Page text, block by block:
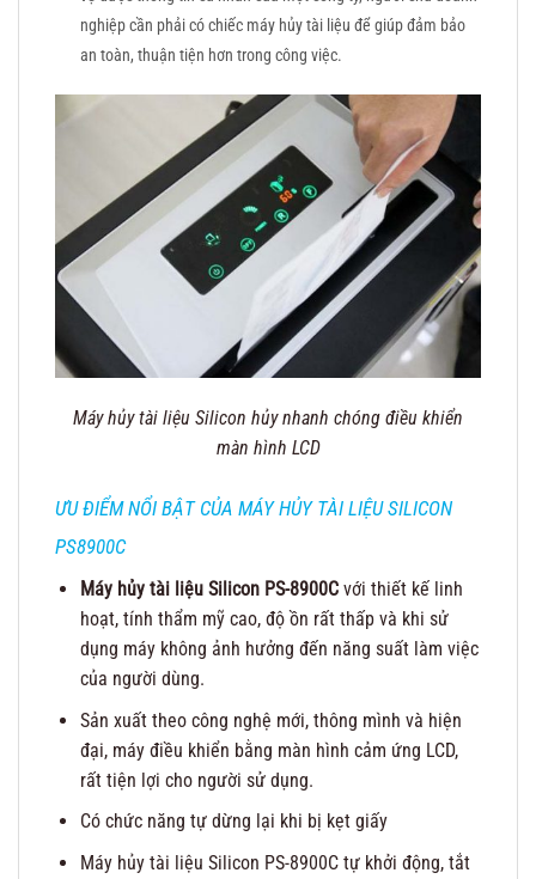
nghiệp cần phải có chiếc máy hủy tài liệu để giúp đảm bảo
an toàn, thuận tiện hơn trong công việc.
Máy hủy tài liệu Silicon hủy nhanh chóng điều khiển
màn hình LCD
ƯU ĐIỂM NỔI BẬT CỦA MÁY HỦY TÀI LIỆU SILICON
PS8900C
Máy hủy tài liệu Silicon PS-8900Cvới thiết kế linh
hoạt, tính thẩm mỹ cao, độ ồn rất thấp và khi sử
dụng máy không ảnh hưởng đến năng suất làm việc
của người dùng.
Sản xuất theo công nghệ mới, thông mình và hiện
đại, máy điều khiển bằng màn hình cảm ứng LCD,
rất tiện lợi cho người sử dụng.
Có chức năng tự dừng lại khi bị kẹt giấy
Máy hủy tài liệu Silicon PS-8900C tự khởi động, tắt